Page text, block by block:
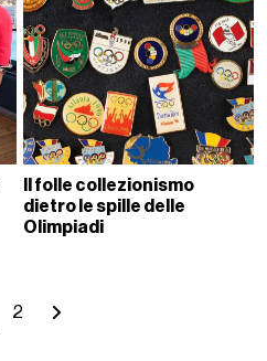
Il folle collezionismo
dietro le spille delle
Olimpiadi
2